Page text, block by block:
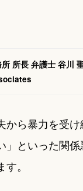
所長 弁護士 谷川
から暴力を受
」といった関
。